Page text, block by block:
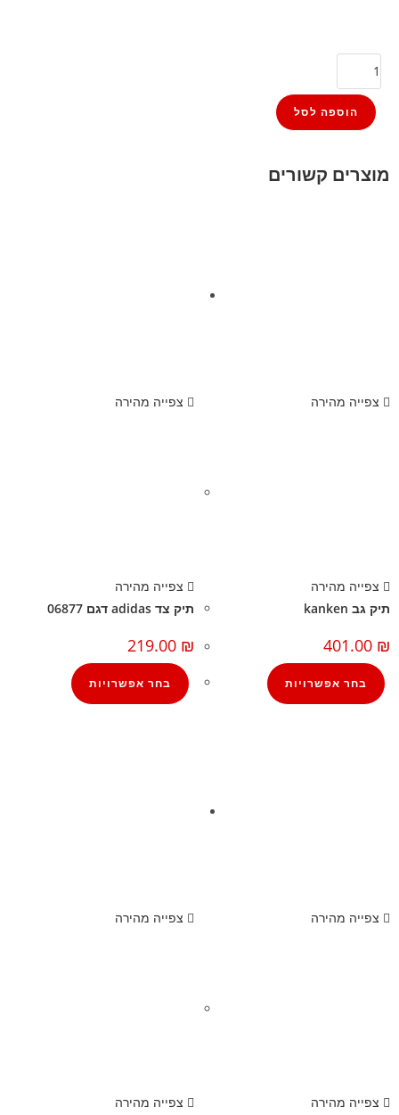
הוספה לסל
מוצרים קשורים
צפייה מהירה
צפייה מהירה
תיק גב kanken
401.00 ₪
בחר אפשרויות
צפייה מהירה
צפייה מהירה
תיק צד adidas דגם 06877
219.00 ₪
בחר אפשרויות
צפייה מהירה
צפייה מהירה
צפייה מהירה
צפייה מהירה